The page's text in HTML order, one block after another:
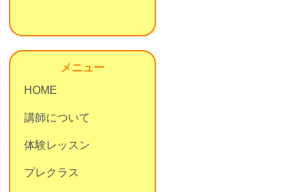
メニュー
HOME
講師について
体験レッスン
プレクラス